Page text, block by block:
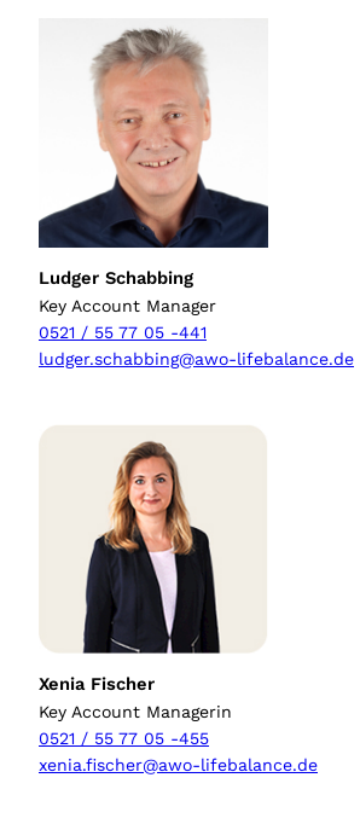
Ludger Schabbing
Key Account Manager
0521 / 55 77 05 -441
ludger.schabbing@awo-lifebalance.de
Xenia Fischer
Key Account Managerin
0521 / 55 77 05 -455
xenia.fischer@awo-lifebalance.de